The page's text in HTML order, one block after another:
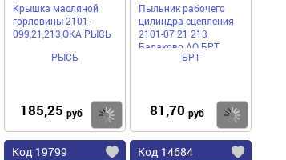
Крышка масляной
горловины 2101-
099,21,213,ОКА РЫСЬ
РЫСЬ
185,25 руб Купить
Пыльник рабочего
цилиндра сцепления
2101-07 21 213
Балаково АО БРТ
БРТ
81,70 руб
Код 19799 Код 14684